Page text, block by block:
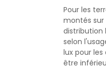
Pour les
montés
distribution
selon
lux pour
être